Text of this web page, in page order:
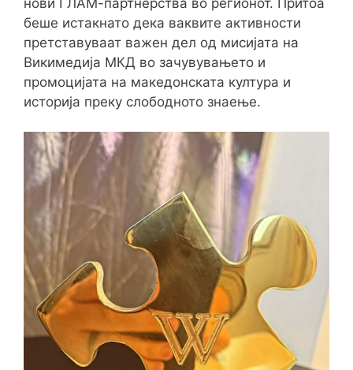
беше истакнато дека ваквите активности
претставуваат важен дел од мисијата на
Викимедија МКД во зачувувањето и
промоцијата на македонската култура и
историја преку слободното знаење.